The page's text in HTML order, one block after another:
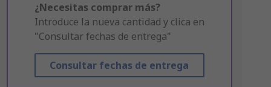
¿Necesitas comprar más?
Introduce la nueva cantidad y clica en
"Consultar fechas de entrega"
Consultar fechas de entrega